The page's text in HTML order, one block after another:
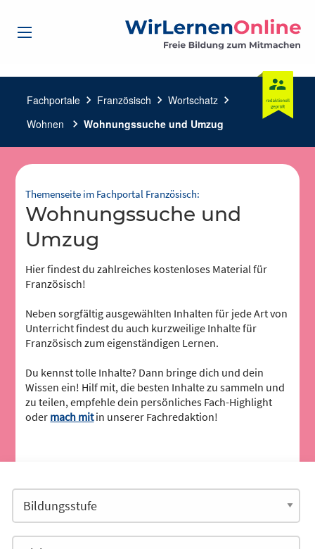
Fachportale chevron_right Französisch chevron_right Wortschatz chevron_right
Wohnen
chevron_right Wohnungssuche und Umzug
Themenseite im Fachportal Französisch:
Wohnungssuche und
Umzug
Hier findest du zahlreiches kostenloses Material für
Französisch!
Neben sorgfältig ausgewählten Inhalten für jede Art von
Unterricht findest du auch kurzweilige Inhalte für
Französisch zum eigenständigen Lernen.
Du kennst tolle Inhalte? Dann bringe dich und dein
Wissen ein! Hilf mit, die besten Inhalte zu sammeln und
zu teilen, empfehle dein persönliches Fach-Highlight
oder mach mitin unserer Fachredaktion!